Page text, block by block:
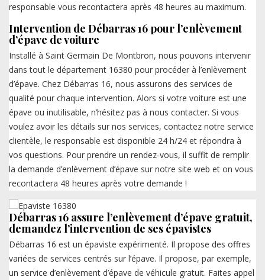
responsable vous recontactera après 48 heures au maximum.
Intervention de Débarras 16 pour l’enlèvement
d’épave de voiture
Installé à Saint Germain De Montbron, nous pouvons intervenir
dans tout le département 16380 pour procéder à l’enlèvement
d’épave. Chez Débarras 16, nous assurons des services de
qualité pour chaque intervention. Alors si votre voiture est une
épave ou inutilisable, n’hésitez pas à nous contacter. Si vous
voulez avoir les détails sur nos services, contactez notre service
clientèle, le responsable est disponible 24 h/24 et répondra à
vos questions. Pour prendre un rendez-vous, il suffit de remplir
la demande d’enlèvement d’épave sur notre site web et on vous
recontactera 48 heures après votre demande !
Débarras 16 assure l’enlèvement d’épave gratuit,
demandez l’intervention de ses épavistes
Débarras 16 est un épaviste expérimenté. Il propose des offres
variées de services centrés sur l’épave. Il propose, par exemple,
un service d’enlèvement d’épave de véhicule gratuit. Faites appel